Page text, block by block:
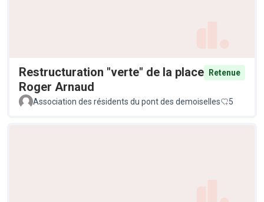
Restructuration "verte" de la place
Roger Arnaud
Retenue
Association des résidents du pont des demoiselles 5